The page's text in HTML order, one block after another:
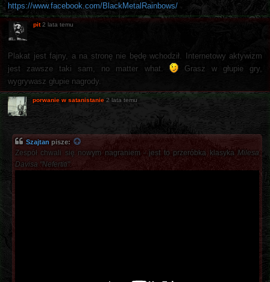
https://www.facebook.com/BlackMetalRainbows/
pit 2 lata temu
Plakat jest fajny, a na stronę nie będę wchodził. Internetowy aktywizm
jest zawsze taki sam, no matter what.
Grasz w głupie gry,
wygrywasz głupie nagrody.
porwanie w satanistanie 2 lata temu
Szajtan pisze:
Zespół chwali się nowym nagraniem - jest to przeróbka klasyka Milesa
Davisa "Nefertiti".